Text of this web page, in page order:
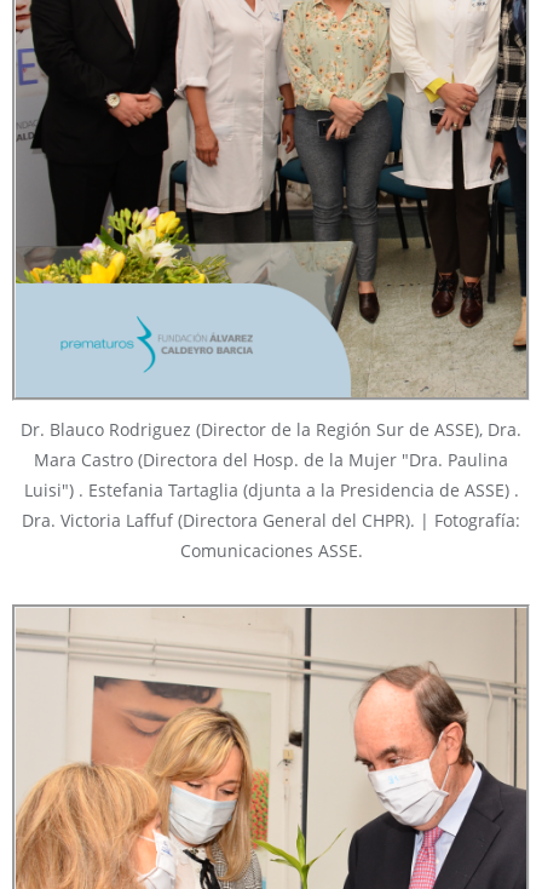
Dr. Blauco Rodriguez (Director de la Región Sur de ASSE), Dra.
Mara Castro (Directora del Hosp. de la Mujer "Dra. Paulina
Luisi") . Estefania Tartaglia (djunta a la Presidencia de ASSE) .
Dra. Victoria Laffuf (Directora General del CHPR). | Fotografía:
Comunicaciones ASSE.